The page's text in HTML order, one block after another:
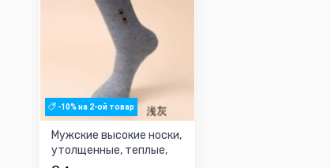
-10% на 2-ой товар
Мужские высокие носки,
утолщенные, теплые,
длинные, больших ...